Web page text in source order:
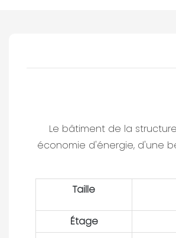
Le bâtiment de la
économie d'énergie, d'une
Taille
Étage